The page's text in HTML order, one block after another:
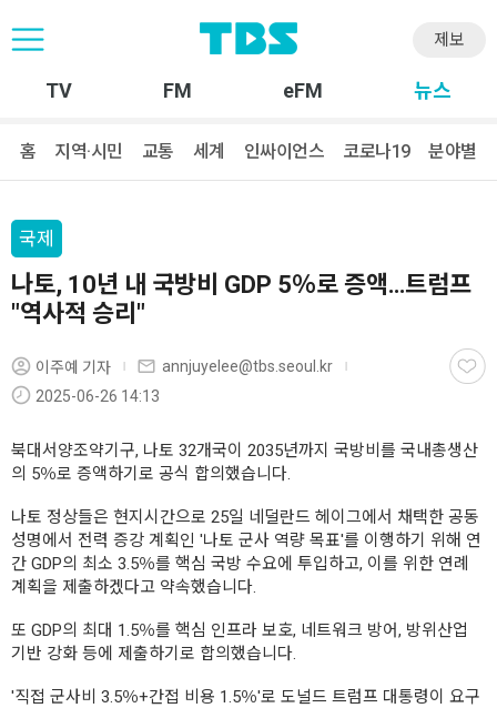
제보
TV FM eFM 뉴스
홈 지역·시민 교통 세계 인싸이언스 코로나19 분야별
국제
나토, 10년 내 국방비 GDP 5％로 증액…트럼프
"역사적 승리"
이주예 기자
annjuyelee@tbs.seoul.kr
2025-06-26 14:13
북대서양조약기구, 나토 32개국이 2035년까지 국방비를 국내총생산
의 5％로 증액하기로 공식 합의했습니다.
나토 정상들은 현지시간으로 25일 네덜란드 헤이그에서 채택한 공동
성명에서 전력 증강 계획인 '나토 군사 역량 목표'를 이행하기 위해 연
간 GDP의 최소 3.5％를 핵심 국방 수요에 투입하고, 이를 위한 연례
계획을 제출하겠다고 약속했습니다.
또 GDP의 최대 1.5％를 핵심 인프라 보호, 네트워크 방어, 방위산업
기반 강화 등에 제출하기로 합의했습니다.
'직접 군사비 3.5％+간접 비용 1.5％'로 도널드 트럼프 대통령이 요구